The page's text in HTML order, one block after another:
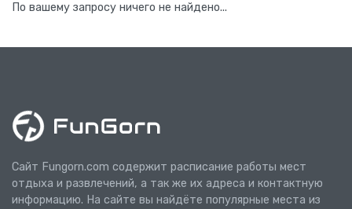
По вашему запросу ничего не найдено...
Сайт Fungorn.com содержит расписание работы мест
отдыха и развлечений, а так же их адреса и контактную
информацию. На сайте вы найдёте популярные места из